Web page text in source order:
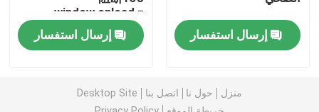
إرسال استفسار
window.onload =
function () {
error.html";
إرسال استفسار
منزل حول نا اتصل بنا
Desktop Site